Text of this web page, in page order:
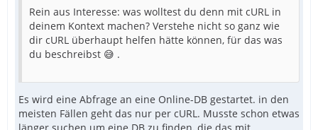
Rein aus Interesse: was wolltest du denn mit cURL in
deinem Kontext machen? Verstehe nicht so ganz wie
dir cURL überhaupt helfen hätte können, für das was
du beschreibst 😅 .
Es wird eine Abfrage an eine Online-DB gestartet. in den
meisten Fällen geht das nur per cURL. Musste schon etwas